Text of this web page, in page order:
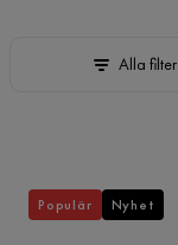
Alla filter
Populär Nyhet